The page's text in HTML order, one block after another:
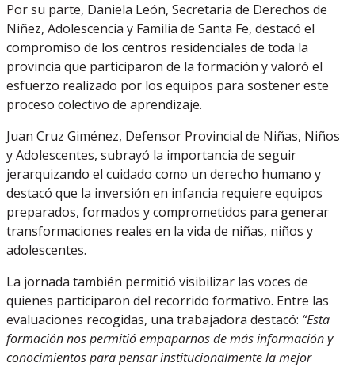
Por su parte, Daniela León, Secretaria de Derechos de
Niñez, Adolescencia y Familia de Santa Fe, destacó el
compromiso de los centros residenciales de toda la
provincia que participaron de la formación y valoró el
esfuerzo realizado por los equipos para sostener este
proceso colectivo de aprendizaje.
Juan Cruz Giménez, Defensor Provincial de Niñas, Niños
y Adolescentes, subrayó la importancia de seguir
jerarquizando el cuidado como un derecho humano y
destacó que la inversión en infancia requiere equipos
preparados, formados y comprometidos para generar
transformaciones reales en la vida de niñas, niños y
adolescentes.
La jornada también permitió visibilizar las voces de
quienes participaron del recorrido formativo. Entre las
evaluaciones recogidas, una trabajadora destacó: “Esta
formación nos permitió empaparnos de más información y
conocimientos para pensar institucionalmente la mejor